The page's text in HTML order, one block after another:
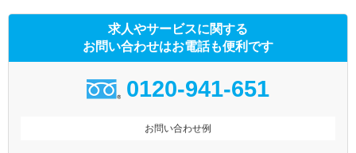
求人やサービスに関する
お問い合わせはお電話も便利です
0120-941-651
お問い合わせ例